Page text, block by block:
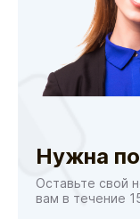
Нужна
Оставьте свой
вам в течение